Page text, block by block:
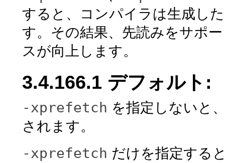
すると、コンパイラは生成し
す。その結果、先読みをサポ
スが向上します。
3.4.166.1 デフォルト:
-xprefetch を指定しないと
されます。
-xprefetch だけを指定する